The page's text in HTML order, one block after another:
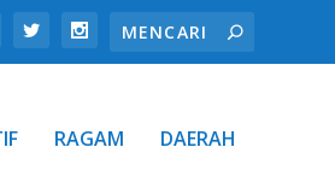
RAGAM DAERAH